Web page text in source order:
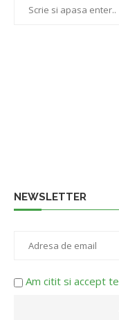
NEWSLETTER
Am citit si accept